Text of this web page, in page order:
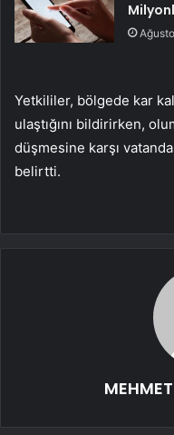
Yetkililer, bölgede kar
ulaştığını bildirirken,
düşmesine karşı
belirtti.